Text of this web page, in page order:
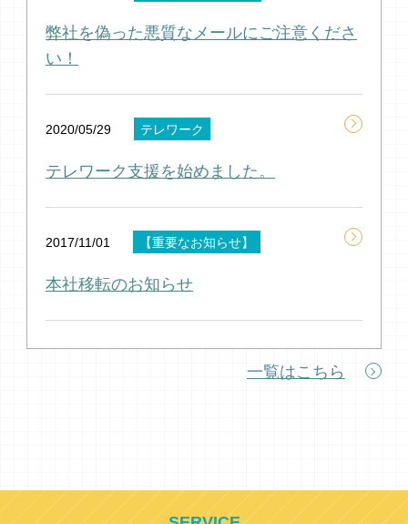
弊社を偽った悪質なメールにご注意くださ
い！
2020/05/29 テレワーク
テレワーク支援を始めました。
2017/11/01 【重要なお知らせ】
本社移転のお知らせ
一覧はこちら